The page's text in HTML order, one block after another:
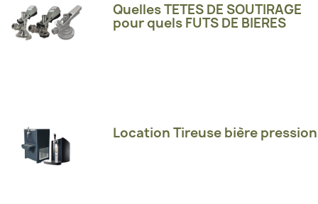
Quelles TETES DE SOUTIRAGE
pour quels FUTS DE BIERES
Location Tireuse bière pression